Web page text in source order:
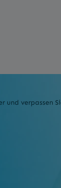
und verpassen